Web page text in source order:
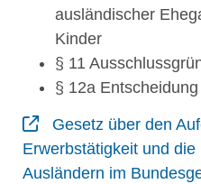
ausländischer
Kinder
§ 11
§ 12a
Gesetz über den
Erwerbstätigkeit und die
Ausländern im